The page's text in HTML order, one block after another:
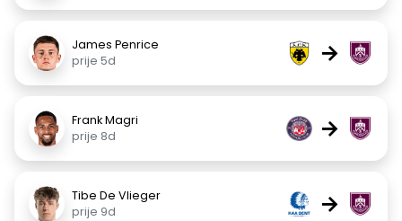
James Penrice
prije 5d
→
Frank Magri
prije 8d
→
Tibe De Vlieger
prije 9d
→